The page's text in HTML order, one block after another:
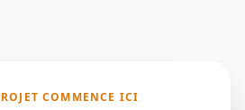
COMMENCE ICI